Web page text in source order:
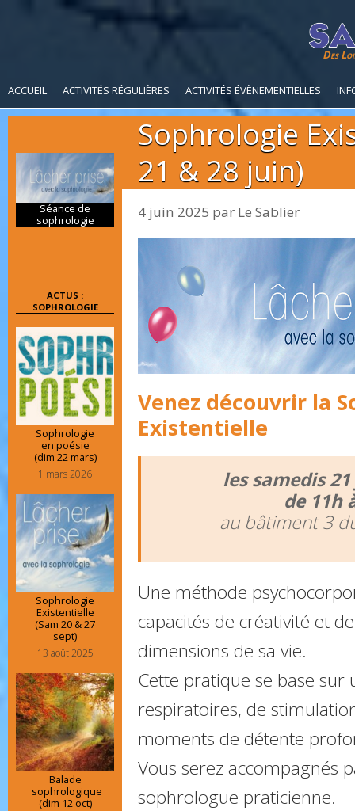
Des
ACCUEIL ACTIVITÉS RÉGULIÈRES ACTIVITÉS ÉVÈNEMENTIELLES
Sophrologie
21 & 28 juin)
4 juin 2025 par Le Sablier
Venez découvrir la
Existentielle
les samedis
de 11h
au bâtiment 3
Une méthode
capacités de créativité et
dimensions de sa vie.
Cette pratique se base sur
respiratoires, de
moments de détente
Vous serez accompagnés
sophrologue praticienne.
Séance de
sophrologie
ACTUS :
SOPHROLOGIE
Sophrologie
en poésie
(dim 22 mars)
1 mars 2026
Sophrologie
Existentielle
(Sam 20 & 27
sept)
13 août 2025
Balade
sophrologique
(dim 12 oct)